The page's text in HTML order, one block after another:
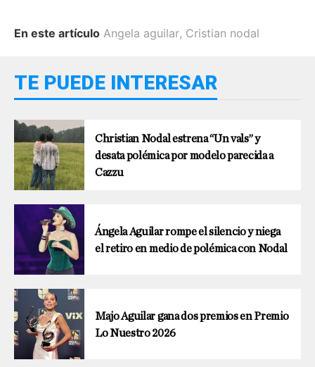
En este artículo Angela aguilar, Cristian nodal
TE PUEDE INTERESAR
Christian Nodal estrena “Un vals” y
desata polémica por modelo parecida a
Cazzu
Ángela Aguilar rompe el silencio y niega
el retiro en medio de polémica con Nodal
Majo Aguilar gana dos premios en Premio
Lo Nuestro 2026